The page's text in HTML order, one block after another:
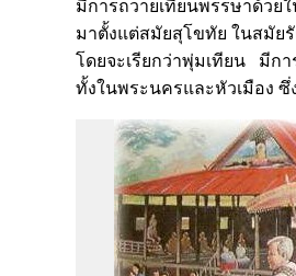
มีการถวายเทียนพรรษาด้วย
มาตั้งแต่สมัยสุโขทัย ในสมัย
โดยจะเรียกว่าพุ่มเทียน มีก
ทั้งในพระนครและหัวเมือง